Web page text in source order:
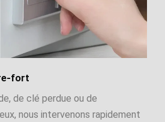
fort
de clé perdue ou de
nous intervenons rapidement